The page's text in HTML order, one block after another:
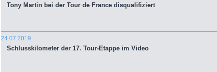
Tony Martin bei der Tour de France disqualifiziert
24.07.2019
Schlusskilometer der 17. Tour-Etappe im Video